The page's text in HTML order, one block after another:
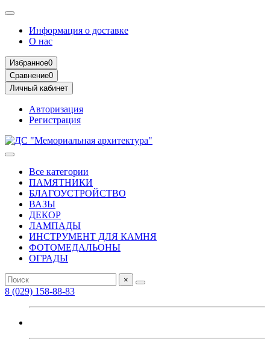
Информация о доставке
О нас
Избранное0
Сравнение0
Личный кабинет
Авторизация
Регистрация
Все категории
ПАМЯТНИКИ
БЛАГОУСТРОЙСТВО
ВАЗЫ
ДЕКОР
ЛАМПАДЫ
ИНСТРУМЕНТ ДЛЯ КАМНЯ
ФОТОМЕДАЛЬОНЫ
ОГРАДЫ
×
8 (029) 158-88-83